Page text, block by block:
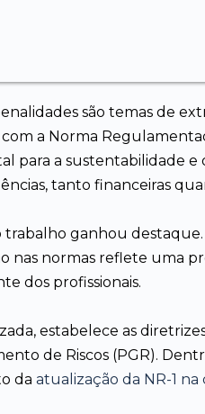
são temas de
a Norma
para a sustentabilidade
tanto financeiras
ganhou
nas normas reflete uma
dos profissionais.
estabelece as
de Riscos (PGR).
da atualização da NR-1